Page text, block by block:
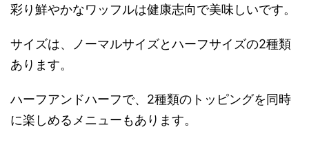
彩り鮮やかなワッフルは健康志向で美味しいです。
サイズは、ノーマルサイズとハーフサイズの2種類
あります。
ハーフアンドハーフで、2種類のトッピングを同時
に楽しめるメニューもあります。